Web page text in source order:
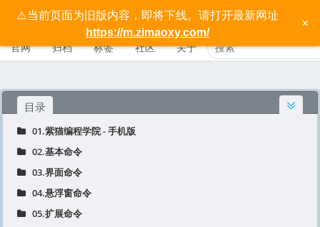
⚠️当前页面为旧版内容，即将下线。请打开最新网址
https://m.zimaoxy.com/
×
按键精灵手机版宝典 - 紫猫学院
官网 归档 标签 社区 关于
目录
01.紫猫编程学院 - 手机版
02.基本命令
03.界面命令
04.悬浮窗命令
05.扩展命令